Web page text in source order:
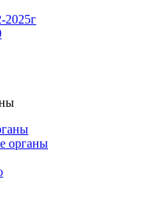
2025г
органы